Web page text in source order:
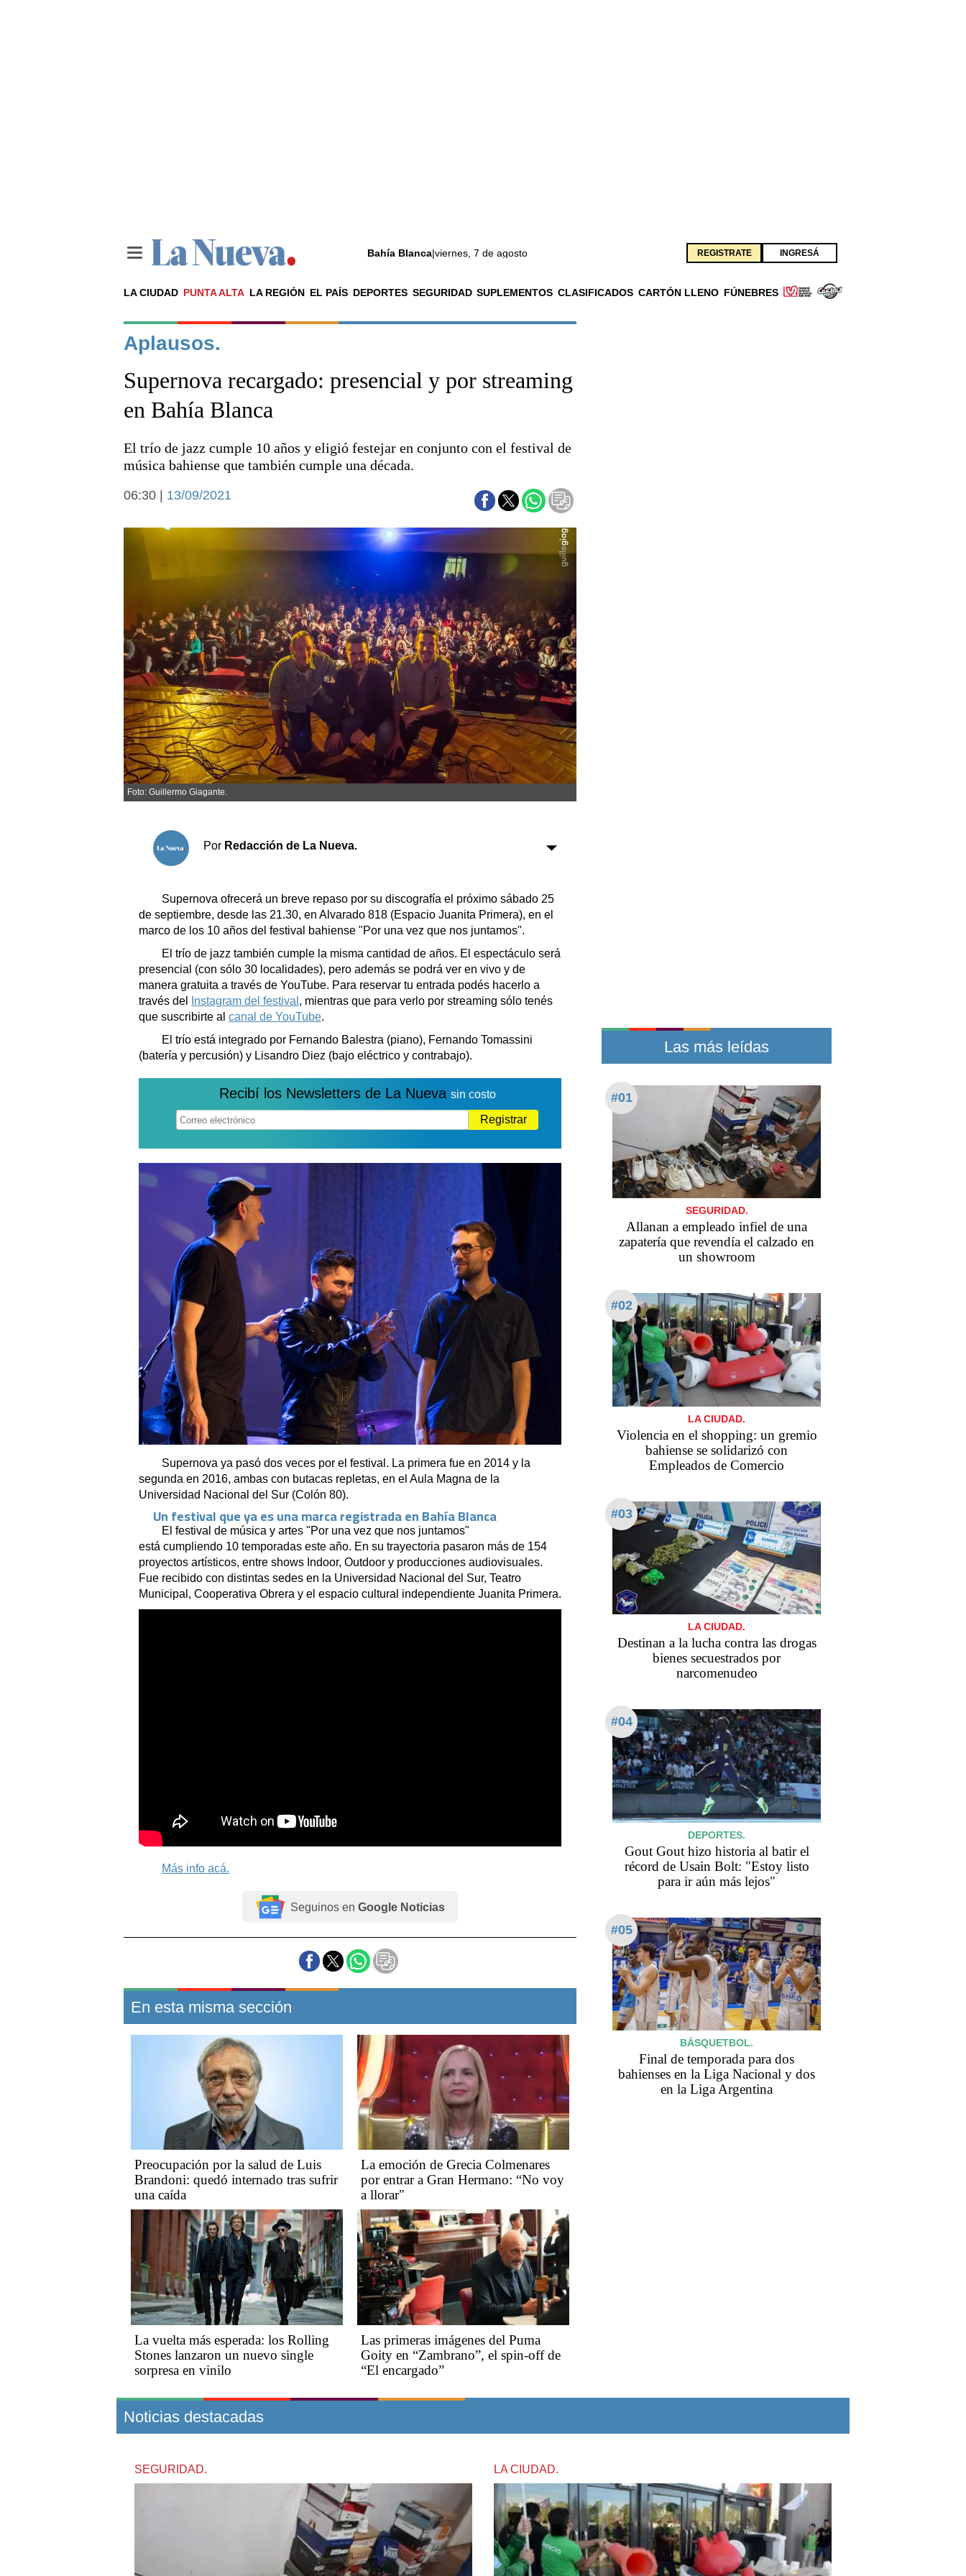
Bahía Blanca|viernes, 7 de agosto REGISTRATE INGRESÁ
LA CIUDAD PUNTA ALTA LA REGIÓN EL PAÍS DEPORTES SEGURIDAD SUPLEMENTOS CLASIFICADOS CARTÓN LLENO FÚNEBRES
Noticias
La ciudad
El país
Deportes
Escenario Olímpico
Liga del Sur
Federal A
Aplausos
Economía y campo
Economía y finanzas
Con el campo
Espacio empresas
Sociedad y tiempo libre
Sociedad
Tecnología
Turismo
Salud
Es viral
El tiempo
Cartón Lleno
Fúnebres
Horóscopo
Suplementos
Transportes
Loterías
Datos Útiles
Fúnebres
Edictos
Teléfonos de urgencia
Aplausos.
Supernova recargado: presencial y por streaming
en Bahía Blanca
El trío de jazz cumple 10 años y eligió festejar en conjunto con el festival de
música bahiense que también cumple una década.
06:30 | 13/09/2021
Foto: Guillermo Giagante.
Por Redacción de La Nueva.
Supernova ofrecerá un breve repaso por su discografía el próximo sábado 25
de septiembre, desde las 21.30, en Alvarado 818 (Espacio Juanita Primera), en el
marco de los 10 años del festival bahiense "Por una vez que nos juntamos".
El trío de jazz también cumple la misma cantidad de años. El espectáculo será
presencial (con sólo 30 localidades), pero además se podrá ver en vivo y de
manera gratuita a través de YouTube. Para reservar tu entrada podés hacerlo a
través del
Instagram del festival , mientras que para verlo por streaming sólo tenés
que suscribirte al canal de YouTube.
El trío está integrado por Fernando Balestra (piano), Fernando Tomassini
(batería y percusión) y Lisandro Diez (bajo eléctrico y contrabajo).
Recibí los Newsletters de La Nueva sin costo
Registrar
Supernova ya pasó dos veces por el festival. La primera fue en 2014 y la
segunda en 2016, ambas con butacas repletas, en el Aula Magna de la
Universidad Nacional del Sur (Colón 80).
Un festival que ya es una marca registrada en Bahía Blanca
El festival de música y artes "Por una vez que nos juntamos"
está cumpliendo 10 temporadas este año. En su trayectoria pasaron más de 154
proyectos artísticos, entre shows Indoor, Outdoor y producciones audiovisuales.
Fue recibido con distintas sedes en la Universidad Nacional del Sur, Teatro
Municipal, Cooperativa Obrera y el espacio cultural independiente Juanita Primera.
Más info acá.
Seguinos en Google Noticias
En esta misma sección
Preocupación por la salud de Luis
Brandoni: quedó internado tras sufrir
una caída
La emoción de Grecia Colmenares
por entrar a Gran Hermano: “No voy
a llorar"
La vuelta más esperada: los Rolling
Stones lanzaron un nuevo single
sorpresa en vinilo
Las primeras imágenes del Puma
Goity en “Zambrano”, el spin-off de
“El encargado”
Las más leídas
#01
SEGURIDAD.
Allanan a empleado infiel de una
zapatería que revendía el calzado en
un showroom
#02
LA CIUDAD.
Violencia en el shopping: un gremio
bahiense se solidarizó con
Empleados de Comercio
#03
LA CIUDAD.
Destinan a la lucha contra las drogas
bienes secuestrados por
narcomenudeo
#04
DEPORTES.
Gout Gout hizo historia al batir el
récord de Usain Bolt: "Estoy listo
para ir aún más lejos"
#05
BÁSQUETBOL.
Final de temporada para dos
bahienses en la Liga Nacional y dos
en la Liga Argentina
Noticias destacadas
SEGURIDAD. LA CIUDAD.